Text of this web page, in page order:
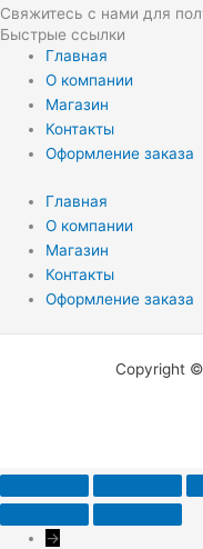
Свяжитесь с нами для
Быстрые ссылки
Главная
О компании
Магазин
Контакты
Оформление заказа
Главная
О компании
Магазин
Контакты
Оформление заказа
Copyright
→